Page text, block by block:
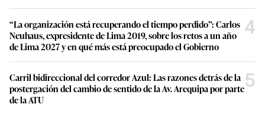
“La organización está recuperando el tiempo perdido”: Carlos
Neuhaus, expresidente de Lima 2019, sobre los retos a un año
de Lima 2027 y en qué más está preocupado el Gobierno
4
Carril bidireccional del corredor Azul: Las razones detrás de la
postergación del cambio de sentido de la Av. Arequipa por parte
de la ATU
5